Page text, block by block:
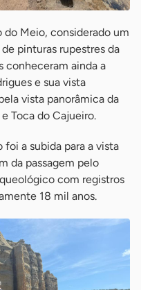
Meio, considerado um
pinturas rupestres da
conheceram ainda a
e sua vista
vista panorâmica da
Toca do Cajueiro.
a subida para a vista
da passagem pelo
com registros
18 mil anos.